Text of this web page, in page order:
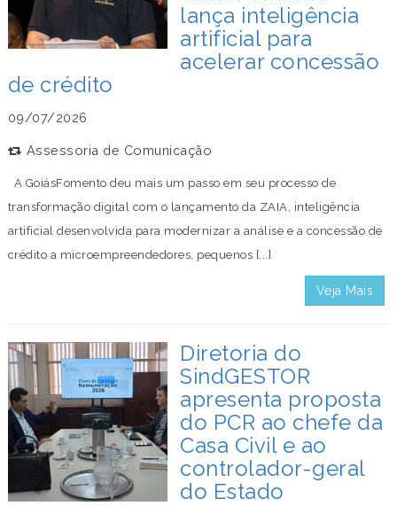
lança inteligência
artificial para
acelerar concessão
de crédito
09/07/2026
Assessoria de Comunicação
A GoiásFomento deu mais um passo em seu processo de
transformação digital com o lançamento da ZAIA, inteligência
artificial desenvolvida para modernizar a análise e a concessão de
crédito a microempreendedores, pequenos [...]
Veja Mais
Diretoria do
SindGESTOR
apresenta proposta
do PCR ao chefe da
Casa Civil e ao
controlador-geral
do Estado